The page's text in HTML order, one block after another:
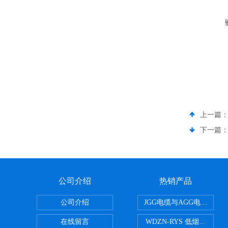
上一篇：
下一篇：
公司介绍
公司介绍
在线留言
热销产品
JGG电缆与AGG电缆有什么
WDZN-RYS 低烟无卤耐火